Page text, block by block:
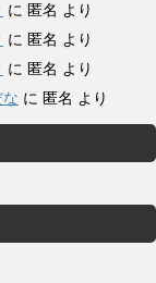
に 匿名 より
に 匿名 より
に 匿名 より
に 匿名 より